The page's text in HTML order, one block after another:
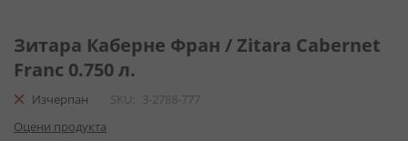
към
началото
на
галерия
снимки
Зитара Каберне Фран / Zitara Cabernet
Franc 0.750 л.
Изчерпан SKU
3-2788-777
Оцени продукта